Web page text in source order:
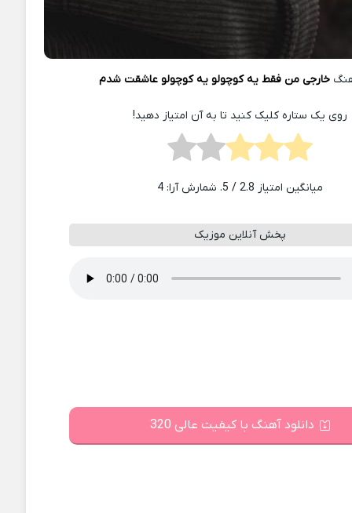
خارجی من فقط یه کوچولو یه کوچولو عاشقت شدم
روی یک ستاره کلیک کنید تا به آن امتیاز دهید!
میانگین امتیاز 2.8/ 5. شمارش آرا: 4
پخش آنلاین موزیک
دانلود آهنگ با کیفیت عالی 320